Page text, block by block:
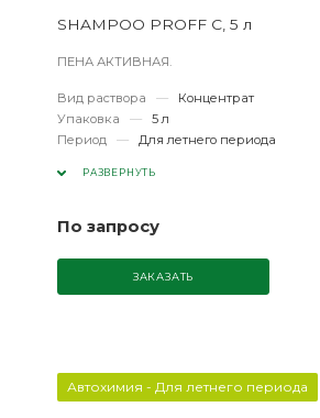
SHAMPOO PROFF C, 5 л
ПЕНА АКТИВНАЯ.
Вид раствора —
Концентрат
Упаковка
—
5 л
Период
— Для летнего периода
РАЗВЕРНУТЬ
По запросу
ЗАКАЗАТЬ
Автохимия - Для летнего периода